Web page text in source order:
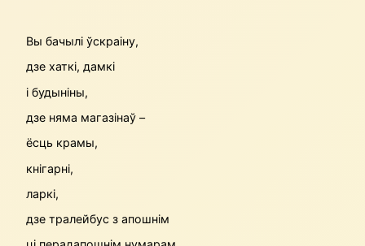
Вы бачылі ўскраіну,
дзе хаткі, дамкі
і будыніны,
дзе няма магазінаў –
ёсць крамы,
кнігарні,
ларкі,
дзе тралейбус з апошнім